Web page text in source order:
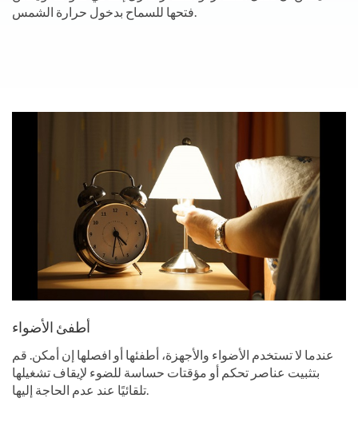
فتحها للسماح بدخول حرارة الشمس.
أطفئ الأضواء
عندما لا تستخدم الأضواء والأجهزة، أطفئها أو افصلها إن أمكن. قم
بتثبيت عناصر تحكم أو مؤقتات حساسة للضوء لإيقاف تشغيلها